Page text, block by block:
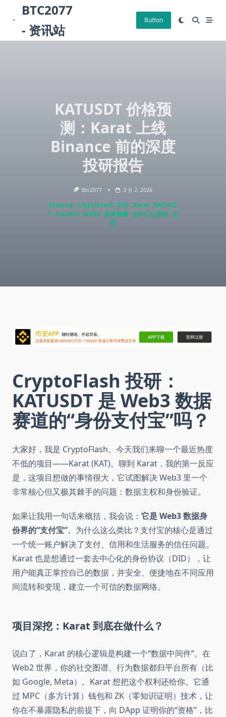
content
BTC2077
- 资讯站
Button
KATUSDT 价格预
测：Karat 上线
Binance 前的深度
投研报告
Btc2077 3 月 2, 2026
binance CryptoFlash DID Karat KATUSD
T SocialFi Web3 价格预测 去中心化身份 空
投
CryptoFlash 投研：
KATUSDT 是 Web3 数据
赛道的“身份支付宝”吗？
大家好，我是 CryptoFlash。今天我们来聊一个最近热度
不低的项目——Karat (KAT)。聊到 Karat，我的第一反应
是，这项目想做的事情很大，它试图解决 Web3 里一个
非常核心但又极其棘手的问题：数据主权和身份验证。
如果让我用一句话来概括，我会说： 它是 Web3 数据身
份界的“支付宝”。为什么这么类比？支付宝的核心是通过
一个统一账户解决了支付、信用和生活服务的信任问题。
Karat 也是想通过一套去中心化的身份协议（DID），让
用户能真正掌控自己的数据，并安全、便捷地在不同应用
间流转和变现，建立一个可信的数据网络。
项目深挖：Karat 到底在做什么？
说白了，Karat 的核心逻辑是构建一个“数据中间件”。在
Web2 世界，你的社交图谱、行为数据都归平台所有（比
如 Google, Meta）。Karat 想把这个权利还给你。它通
过 MPC（多方计算）钱包和 ZK（零知识证明）技术，让
你在不暴露隐私的前提下，向 DApp 证明你的“资格”，比